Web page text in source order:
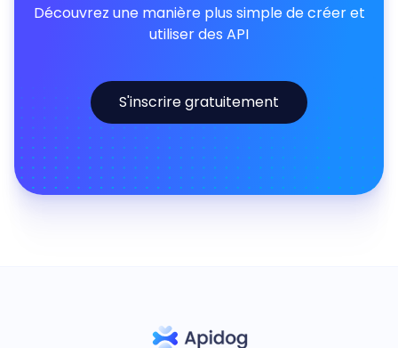
Découvrez une manière plus simple de créer et
utiliser des API
S'inscrire gratuitement